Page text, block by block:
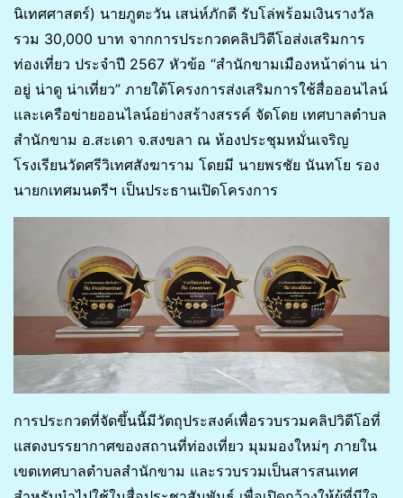
นิเทศศาสตร์) นายภูตะวัน เสน่ห์ภักดี รับโล่พร้อมเงินรางวัล
รวม 30,000 บาท จากการประกวดคลิปวิดีโอส่งเสริมการ
ท่องเที่ยว ประจำปี 2567 หัวข้อ “สำนักขามเมืองหน้าด่าน น่า
อยู่ น่าดู น่าเที่ยว” ภายใต้โครงการส่งเสริมการใช้สื่อออนไลน์
และเครือข่ายออนไลน์อย่างสร้างสรรค์ จัดโดย เทศบาลตำบล
สำนักขาม อ.สะเดา จ.สงขลา ณ ห้องประชุมหมั่นเจริญ
โรงเรียนวัดศรีวิเทศสังฆาราม โดยมี นายพรชัย นันทโย รอง
นายกเทศมนตรีฯ เป็นประธานเปิดโครงการ
การประกวดที่จัดขึ้นนี้มีวัตถุประสงค์เพื่อรวบรวมคลิปวิดีโอที่
แสดงบรรยากาศของสถานที่ท่องเที่ยว มุมมองใหม่ๆ ภายใน
เขตเทศบาลตำบลสำนักขาม และรวบรวมเป็นสารสนเทศ